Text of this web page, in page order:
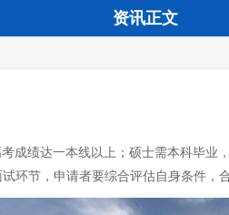
资讯正文
成绩达一本线以上；硕士需本科毕业
环节，申请者要综合评估自身条件，